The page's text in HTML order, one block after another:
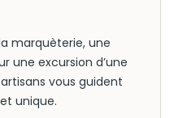
marquèterie, une
une excursion d’une
vous guident
unique.